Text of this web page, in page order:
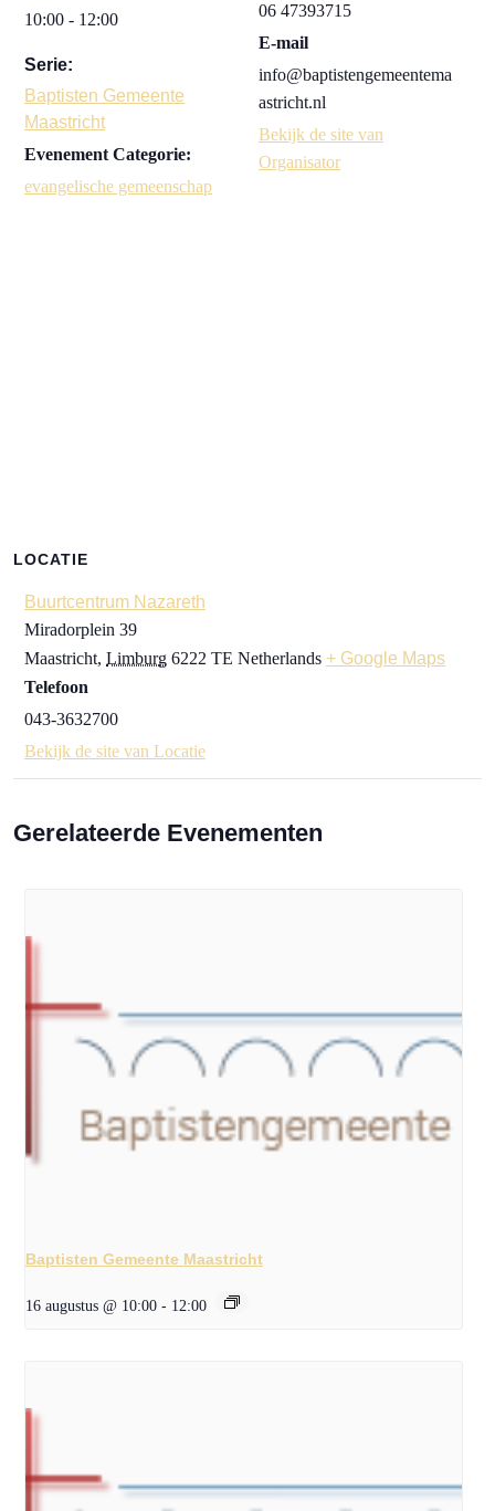
10:00 - 12:00
Serie:
Baptisten Gemeente
Maastricht
Evenement Categorie:
evangelische gemeenschap
06 47393715
E-mail
info@baptistengemeentema
astricht.nl
Bekijk de site van
Organisator
LOCATIE
Buurtcentrum Nazareth
Miradorplein 39
Maastricht, Limburg 6222 TE Netherlands + Google Maps
Telefoon
043-3632700
Bekijk de site van Locatie
Gerelateerde Evenementen
Baptisten Gemeente Maastricht
16 augustus @ 10:00 - 12:00